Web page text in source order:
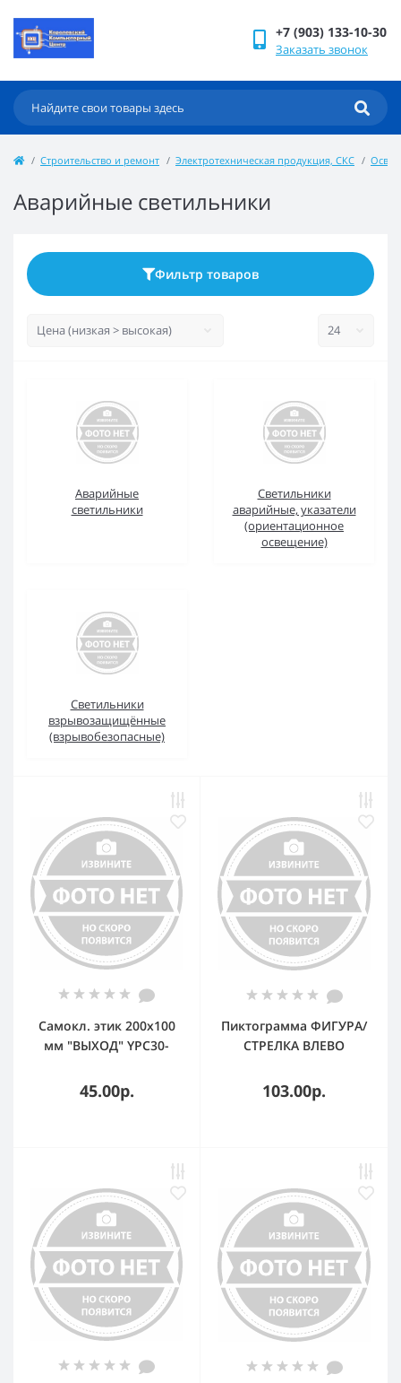
+7 (903) 133-10-30
Заказать звонок
Строительство и ремонт Электротехническая продукция, СКС
Аварийные светильники
Фильтр товаров
Аварийные
светильники
Светильники
аварийные, указатели
(ориентационное
освещение)
Светильники
взрывозащищённые
(взрывобезопасные)
Самокл. этик 200х100
мм "ВЫХОД" YPC30-
45.00р.
Пиктограмма ФИГУРА/
СТРЕЛКА ВЛЕВО
эвакуац св-ка
Vision/IP65 Basic
103.00р.